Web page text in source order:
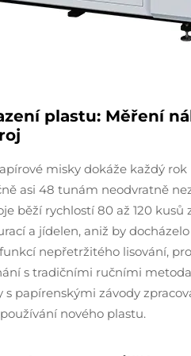
plastu: Měření
misky dokáže každý
asi 48 tunám neodvratně
běží rychlostí 80 až 120
a jídelen, aniž by
nepřetržitého lisování,
s tradičními ručními
papírenskými závody
nového plastu.